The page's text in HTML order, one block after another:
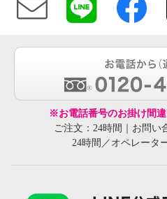
※お電話番号のお掛け間違
ご注文：24時間｜お問い
24時間／オペレータ